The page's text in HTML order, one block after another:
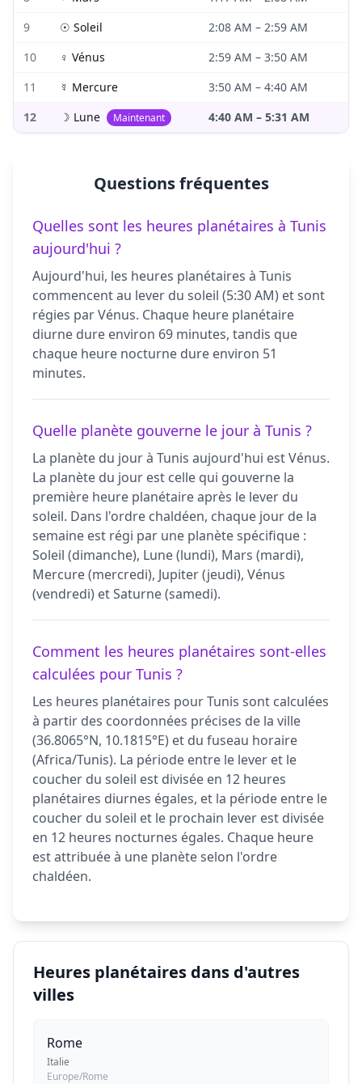
9
☉ Soleil 2:08 AM – 2:59 AM
10
♀ Vénus 2:59 AM – 3:50 AM
11
☿ Mercure 3:50 AM – 4:40 AM
12
☽ Lune Maintenant 4:40 AM – 5:31 AM
Questions fréquentes
Quelles sont les heures planétaires à Tunis
aujourd'hui ?
Aujourd'hui, les heures planétaires à Tunis
commencent au lever du soleil (5:30 AM) et sont
régies par Vénus. Chaque heure planétaire
diurne dure environ 69 minutes, tandis que
chaque heure nocturne dure environ 51
minutes.
Quelle planète gouverne le jour à Tunis ?
La planète du jour à Tunis aujourd'hui est Vénus.
La planète du jour est celle qui gouverne la
première heure planétaire après le lever du
soleil. Dans l'ordre chaldéen, chaque jour de la
semaine est régi par une planète spécifique :
Soleil (dimanche), Lune (lundi), Mars (mardi),
Mercure (mercredi), Jupiter (jeudi), Vénus
(vendredi) et Saturne (samedi).
Comment les heures planétaires sont-elles
calculées pour Tunis ?
Les heures planétaires pour Tunis sont calculées
à partir des coordonnées précises de la ville
(36.8065°N, 10.1815°E) et du fuseau horaire
(Africa/Tunis). La période entre le lever et le
coucher du soleil est divisée en 12 heures
planétaires diurnes égales, et la période entre le
coucher du soleil et le prochain lever est divisée
en 12 heures nocturnes égales. Chaque heure
est attribuée à une planète selon l'ordre
chaldéen.
Heures planétaires dans d'autres
villes
Rome
Italie
Europe/Rome